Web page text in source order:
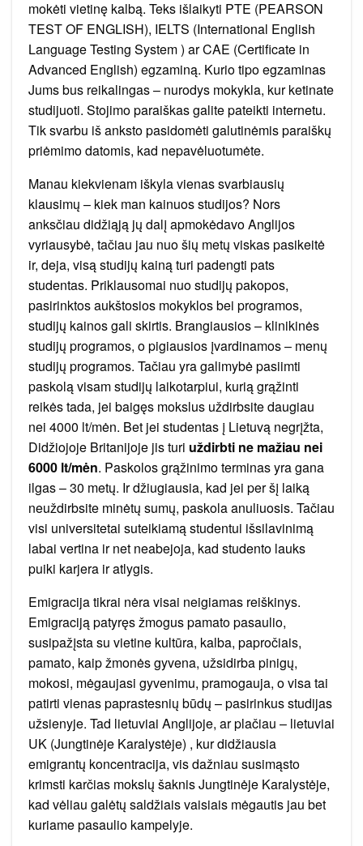
mokėti vietinę kalbą. Teks išlaikyti PTE (PEARSON
TEST OF ENGLISH), IELTS (International English
Language Testing System ) ar CAE (Certificate in
Advanced English) egzaminą. Kurio tipo egzaminas
Jums bus reikalingas – nurodys mokykla, kur ketinate
studijuoti. Stojimo paraiškas galite pateikti internetu.
Tik svarbu iš anksto pasidomėti galutinėmis paraiškų
priėmimo datomis, kad nepavėluotumėte.
Manau kiekvienam iškyla vienas svarbiausių
klausimų – kiek man kainuos studijos? Nors
anksčiau didžiąją jų dalį apmokėdavo Anglijos
vyriausybė, tačiau jau nuo šių metų viskas pasikeitė
ir, deja, visą studijų kainą turi padengti pats
studentas. Priklausomai nuo studijų pakopos,
pasirinktos aukštosios mokyklos bei programos,
studijų kainos gali skirtis. Brangiausios – klinikinės
studijų programos, o pigiausios įvardinamos – menų
studijų programos. Tačiau yra galimybė pasiimti
paskolą visam studijų laikotarpiui, kurią grąžinti
reikės tada, jei baigęs mokslus uždirbsite daugiau
nei 4000 lt/mėn. Bet jei studentas į Lietuvą negrįžta,
Didžiojoje Britanijoje jis turi uždirbti ne mažiau nei
6000 lt/mėn. Paskolos grąžinimo terminas yra gana
ilgas – 30 metų. Ir džiugiausia, kad jei per šį laiką
neuždirbsite minėtų sumų, paskola anuliuosis. Tačiau
visi universitetai suteikiamą studentui išsilavinimą
labai vertina ir net neabejoja, kad studento lauks
puiki karjera ir atlygis.
Emigracija tikrai nėra visai neigiamas reiškinys.
Emigraciją patyręs žmogus pamato pasaulio,
susipažįsta su vietine kultūra, kalba, papročiais,
pamato, kaip žmonės gyvena, užsidirba pinigų,
mokosi, mėgaujasi gyvenimu, pramogauja, o visa tai
patirti vienas paprastesnių būdų – pasirinkus studijas
užsienyje. Tad lietuviai Anglijoje, ar plačiau – lietuviai
UK (Jungtinėje Karalystėje) , kur didžiausia
emigrantų koncentracija, vis dažniau susimąsto
krimsti karčias mokslų šaknis Jungtinėje Karalystėje,
kad vėliau galėtų saldžiais vaisiais mėgautis jau bet
kuriame pasaulio kampelyje.